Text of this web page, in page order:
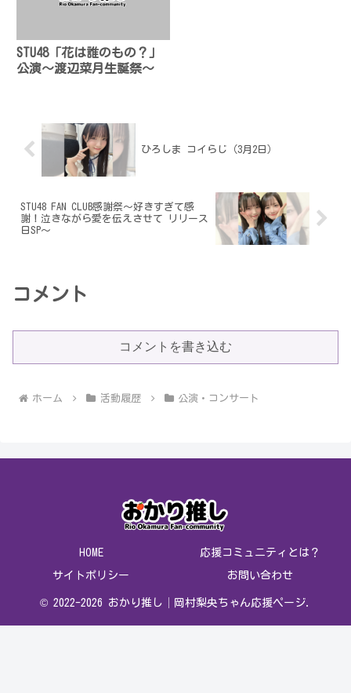
STU48「花は誰のもの？」
公演〜渡辺菜月生誕祭〜
ひろしま コイらじ（3月2日）
STU48 FAN CLUB感謝祭〜好きすぎて感
謝！泣きながら愛を伝えさせて リリース
日SP〜
コメント
コメントを書き込む
ホーム 活動履歴 公演・コンサート
HOME 応援コミュニティとは？
サイトポリシー お問い合わせ
© 2022-2026 おかり推し│岡村梨央ちゃん応援ページ.